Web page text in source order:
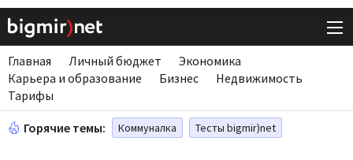
Главная Личный бюджет
Экономика
Карьера и образование
Бизнес
Недвижимость
Тарифы
Горячие темы: Коммуналка Тесты bigmir)net